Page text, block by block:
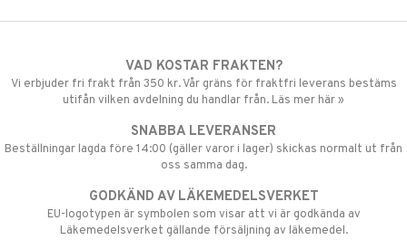
VAD KOSTAR FRAKTEN?
Vi erbjuder fri frakt från 350 kr. Vår gräns för fraktfri leverans bestäms
utifån vilken avdelning du handlar från. Läs mer här »
SNABBA LEVERANSER
Beställningar lagda före 14:00 (gäller varor i lager) skickas normalt ut från
oss samma dag.
GODKÄND AV LÄKEMEDELSVERKET
EU-logotypen är symbolen som visar att vi är godkända av
Läkemedelsverket gällande försäljning av läkemedel.